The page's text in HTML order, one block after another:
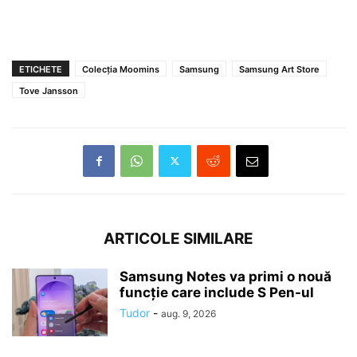
ETICHETE Colecția Moomins Samsung
Samsung Art Store
Tove Jansson
ARTICOLE SIMILARE
Samsung Notes va primi o nouă
funcție care include S Pen-ul
Tudor - aug. 9, 2026